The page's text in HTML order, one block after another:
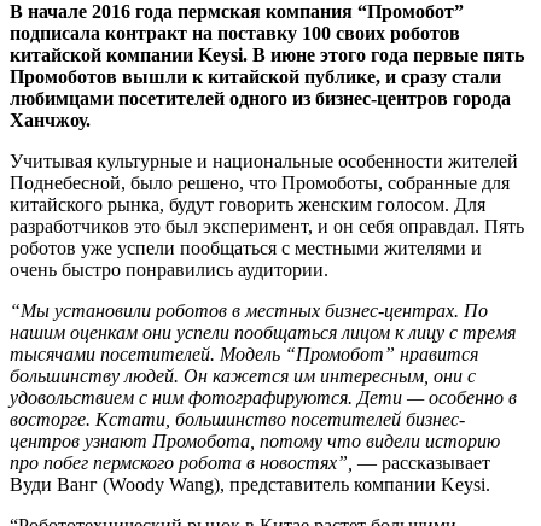
В начале 2016 года пермская компания “Промобот”
подписала контракт на поставку 100 своих роботов
китайской компании Keysi. В июне этого года первые пять
Промоботов вышли к китайской публике, и сразу стали
любимцами посетителей одного из бизнес-центров города
Ханчжоу.
Учитывая культурные и национальные особенности жителей
Поднебесной, было решено, что Промоботы, собранные для
китайского рынка, будут говорить женским голосом. Для
разработчиков это был эксперимент, и он себя оправдал. Пять
роботов уже успели пообщаться с местными жителями и
очень быстро понравились аудитории.
“Мы установили роботов в местных бизнес-центрах. По
нашим оценкам они успели пообщаться лицом к лицу с тремя
тысячами посетителей. Модель “Промобот” нравится
большинству людей. Он кажется им интересным, они с
удовольствием с ним фотографируются. Дети — особенно в
восторге. Кстати, большинство посетителей бизнес-
центров узнают Промобота, потому что видели историю
про побег пермского робота в новостях”, — рассказывает
Вуди Ванг (Woody Wang), представитель компании Keysi.